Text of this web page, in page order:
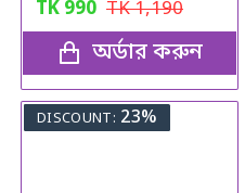
TK 990 TK1,190
অর্ডার করুন
DISCOUNT: 23%